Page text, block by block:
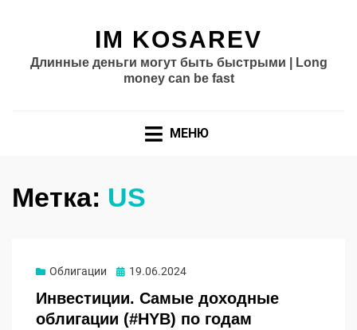
IM KOSAREV
Длинные деньги могут быть быстрыми | Long
money can be fast
МЕНЮ
Метка: US
Облигации Опубликовано
19.06.2024
Инвестиции. Самые доходные
облигации (#HYB) по годам